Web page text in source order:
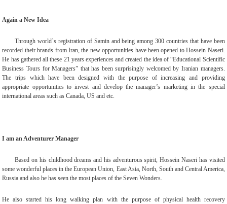
Again a New Idea
Through world`s registration of Samin and being among 300 countries that have been
recorded their brands from Iran, the new opportunities have been opened to Hossein Naseri.
He has gathered all these 21 years experiences and created the idea of “Educational Scientific
Business Tours for Managers” that has been surprisingly welcomed by Iranian managers.
The trips which have been designed with the purpose of increasing and providing
appropriate opportunities to invest and develop the manager’s marketing in the special
international areas such as Canada, US and etc.
I am an Adventurer Manager
Based on his childhood dreams and his adventurous spirit, Hossein Naseri has visited
some wonderful places in the European Union, East Asia, North, South and Central America,
Russia and also he has seen the most places of the Seven Wonders.
He also started his long walking plan with the purpose of physical health recovery